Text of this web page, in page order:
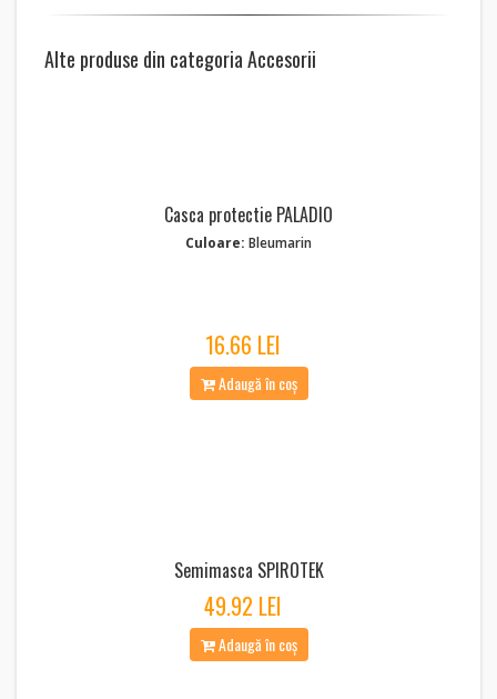
Alte produse din categoria Accesorii
Casca protectie PALADIO
Culoare: Bleumarin
16.66 LEI
Adaugă în coș
Semimasca SPIROTEK
49.92 LEI
Adaugă în coș